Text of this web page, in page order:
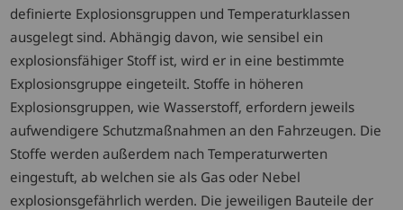
definierte Explosionsgruppen und Temperaturklassen
ausgelegt sind. Abhängig davon, wie sensibel ein
explosionsfähiger Stoff ist, wird er in eine bestimmte
Explosionsgruppe eingeteilt. Stoffe in höheren
Explosionsgruppen, wie Wasserstoff, erfordern jeweils
aufwendigere Schutzmaßnahmen an den Fahrzeugen. Die
Stoffe werden außerdem nach Temperaturwerten
eingestuft, ab welchen sie als Gas oder Nebel
explosionsgefährlich werden. Die jeweiligen Bauteile der